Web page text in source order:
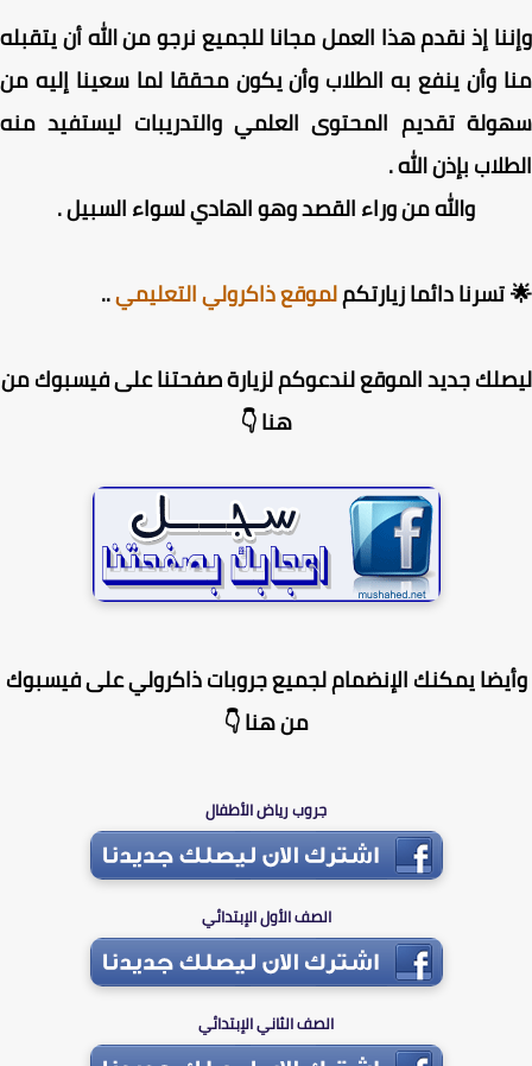
إذ نقدم هذا العمل مجانا للجميع نرجو من الله أن يتقبله
وأن ينفع به الطلاب وأن يكون محققا لما سعينا إليه من
تقديم المحتوى العلمي والتدريبات ليستفيد منه
بإذن الله .
والله من وراء القصد وهو الهادي لسواء السبيل .
تسرنا دائما زيارتكملموقع ذاكرولي التعليمي..
جديد الموقع لندعوكم لزيارة صفحتنا على فيسبوك من
هنا 👇
يمكنك الإنضمام لجميع جروبات ذاكرولي على فيسبوك
من هنا 👇
جروب رياض الأطفال
الصف الأول الإبتدائي
الصف الثاني الإبتدائي